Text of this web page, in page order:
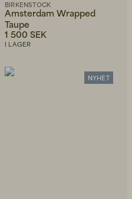
BIRKENSTOCK
Amsterdam Wrapped
Taupe
1 500 SEK
I LAGER
NYHET